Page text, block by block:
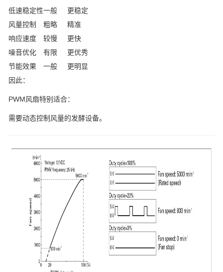
低速稳定性一般
更稳定
风量控制
粗略
精准
响应速度
较慢
更快
噪音优化
有限
更优秀
节能效果
一般
更明显
因此：
PWM风扇特别适合：
需要动态控制风量的发酵设备。